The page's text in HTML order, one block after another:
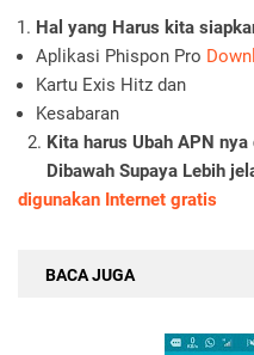
Hal yang Harus kita
Aplikasi Phispon Pro
Kartu Exis Hitz dan
Kesabaran
2. Kita harus Ubah APN
Dibawah Supaya Lebih
digunakan Internet gratis
BACA JUGA